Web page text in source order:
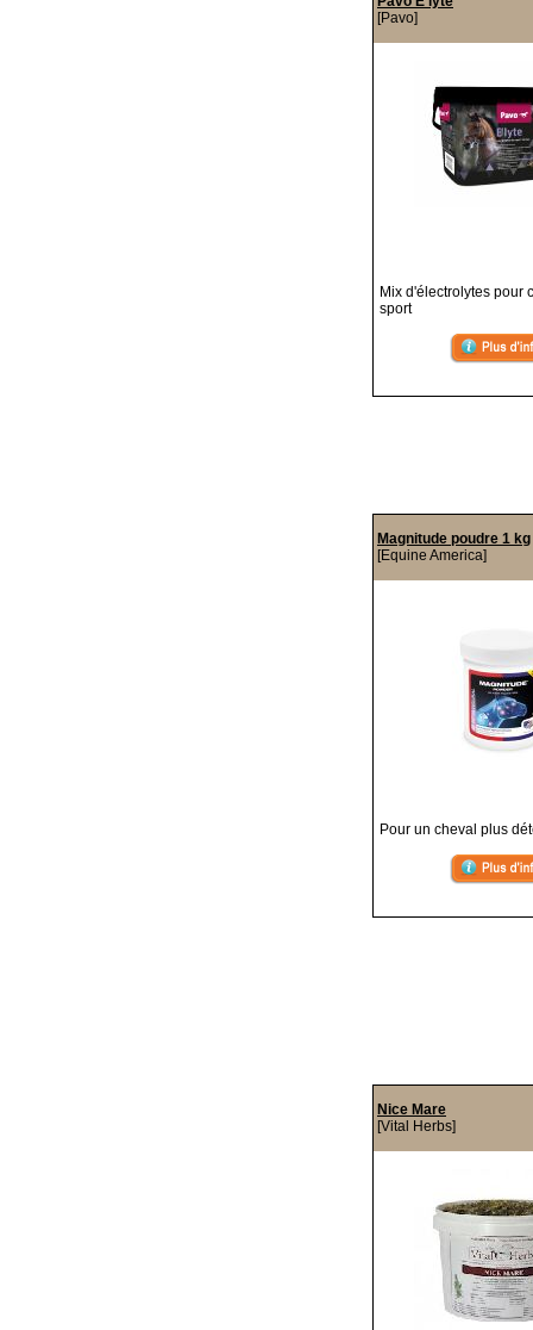
[Pavo]
Mix d'électrolytes pour
sport
Magnitude poudre 1 kg
[Equine America]
Pour un cheval plus
Nice Mare
[Vital Herbs]